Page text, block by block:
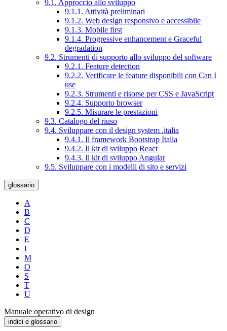
9.1. Approccio allo sviluppo
9.1.1. Attività preliminari
9.1.2. Web design responsivo e accessibile
9.1.3. Mobile first
9.1.4. Progressive enhancement e Graceful
degradation
9.2. Strumenti di supporto allo sviluppo del software
9.2.1. Feature detection
9.2.2. Verificare le feature disponibili con Can I
use
9.2.3. Strumenti e risorse per CSS e JavaScript
9.2.4. Supporto browser
9.2.5. Misurare le prestazioni
9.3. Catalogo del riuso
9.4. Sviluppare con il design system .italia
9.4.1. Il framework Bootstrap Italia
9.4.2. Il kit di sviluppo React
9.4.3. Il kit di sviluppo Angular
9.5. Sviluppare con i modelli di sito e servizi
glossario
A
B
C
D
E
I
M
O
S
T
U
Manuale operativo di design
indici e glossario